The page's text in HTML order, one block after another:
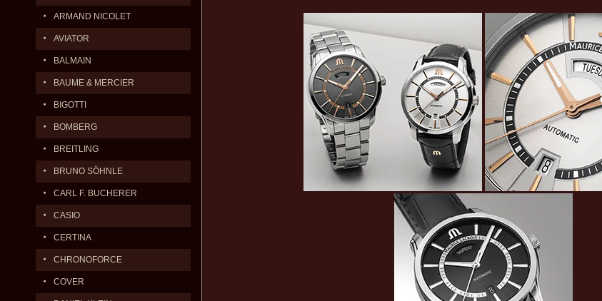
ARMAND NICOLET
AVIATOR
BALMAIN
BAUME & MERCIER
BIGOTTI
BOMBERG
BREITLING
BRUNO SÖHNLE
CARL F. BUCHERER
CASIO
CERTINA
CHRONOFORCE
COVER